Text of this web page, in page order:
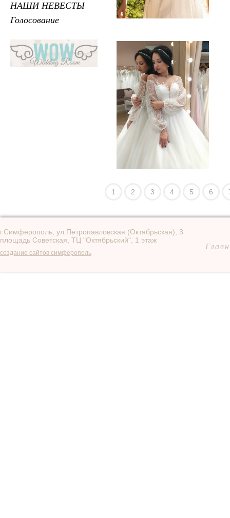
НАШИ НЕВЕСТЫ
Голосование
1 2 3 4 5 6
г.Симферополь, ул.Петропавловская (Октябрьская), 3
площадь Советская, ТЦ "Октябрьский", 1 этаж
создание сайтов симферополь